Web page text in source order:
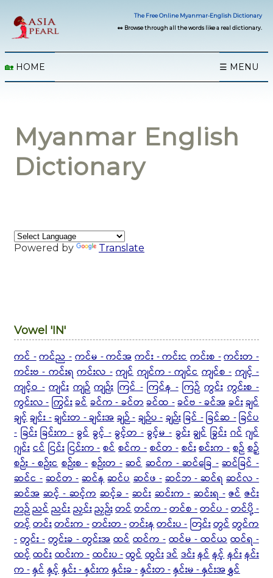
The Free Online Myanmar-English Dictionary
👀 Browse through all the words like a real dictionary.
🏡 HOME ☰ MENU
Myanmar English
Dictionary
Powered by Translate
Vowel 'IN'
ကင် -ကင်ည -ကင်မ - ကင်အကင်း - ကင်းငကင်းစ -ကင်းတ -
ကင်းဗ - ကင်းရ ကင်းလ - ကျင် ကျင်က - ကျင်င ကျင်စ - ကျင့် -
ကျင့်ဝ - ကျင်း ကျဉ် ကျဉ်း ကြင် - ကြင်န - ကြဉ် ကွင်း ကွင်းစ -
ကွင်းလ -ကြွင်းခင်ခင်က - ခင်တခင်ထ -ခင်ဗ - ခင်အခင်းချင်
ချင့်ချင်း -ချင်းတ - ချင်းအချဉ် -ချဉ်ပ -ချဉ်းခြင် -ခြင်ဆ -ခြင်ပ
- ခြင်း ခြင်းက - ခွင် ခွင့် - ခွင့်တ - ခွင့်မ - ခွင်း ချွင် ခြွင်း ဂင် ဂျင်
ဂျင်းငင် ငြင်း ငြင်းက -စင်စင်က -စင်တ -စင်းစင်းက -စဉ်စဉ့်
စဉ်း - စဉ်းင စဉ်းစ - စဉ်းတ - ဆင် ဆင်က -ဆင်ခြေ - ဆင်ခြင် -
ဆင်င - ဆင်တ - ဆင်န ဆင်ပ ဆင်ဖ - ဆင်ဘ - ဆင်ရ ဆင်လ -
ဆင်အ ဆင့် - ဆင့်က ဆင့်ခ - ဆင်း ဆင်းက - ဆင်းရ - ဇင် ဇင်း
ဉာဉ်ညင်ညင်းညှင်းညှဉ်းတင်တင်က -တင်စ -တင်ပ -တင်ပို့ -
တင့်တင်းတင်းက -တင်းတ -တင်းနတင်းပ -တြင်းတွင်တွင်က
- တွင်း - တွင်းခ - တွင်းအ ထင် ထင်က - ထင်မ - ထင်ယ ထင်ရ -
ထင့်ထင်းထင်းက -ထင်းပ -ထွင်ထွင်းဒင်ဒင်းနင်နင့်နင်းနင်း
က -နှင်နှင့်နှင်း - နှင်းကနှင်းခ -နှင်းတ -နှင်းမ - နှင်းအနွှင်